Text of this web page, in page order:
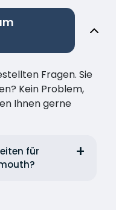
Fragen. Sie
Kein Problem,
Ihnen gerne
für